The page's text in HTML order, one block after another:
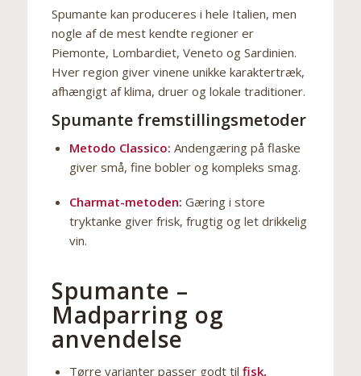
Spumante kan produceres i hele Italien, men
nogle af de mest kendte regioner er
Piemonte, Lombardiet, Veneto og Sardinien.
Hver region giver vinene unikke karaktertræk,
afhængigt af klima, druer og lokale traditioner.
Spumante fremstillingsmetoder
Metodo Classico: Andengæring på flaske
giver små, fine bobler og kompleks smag.
Charmat-metoden: Gæring i store
tryktanke giver frisk, frugtig og let drikkelig
vin.
Spumante –
Madparring og
anvendelse
Tørre varianter passer godt til fisk,